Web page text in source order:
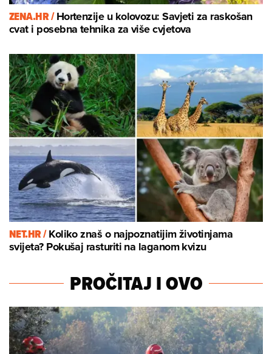
ZENA.HR /Hortenzije u kolovozu: Savjeti za raskošan
cvat i posebna tehnika za više cvjetova
NET.HR /Koliko znaš o najpoznatijim životinjama
svijeta? Pokušaj rasturiti na laganom kvizu
PROČITAJ I OVO